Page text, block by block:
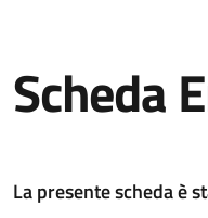
Scheda
La presente scheda è